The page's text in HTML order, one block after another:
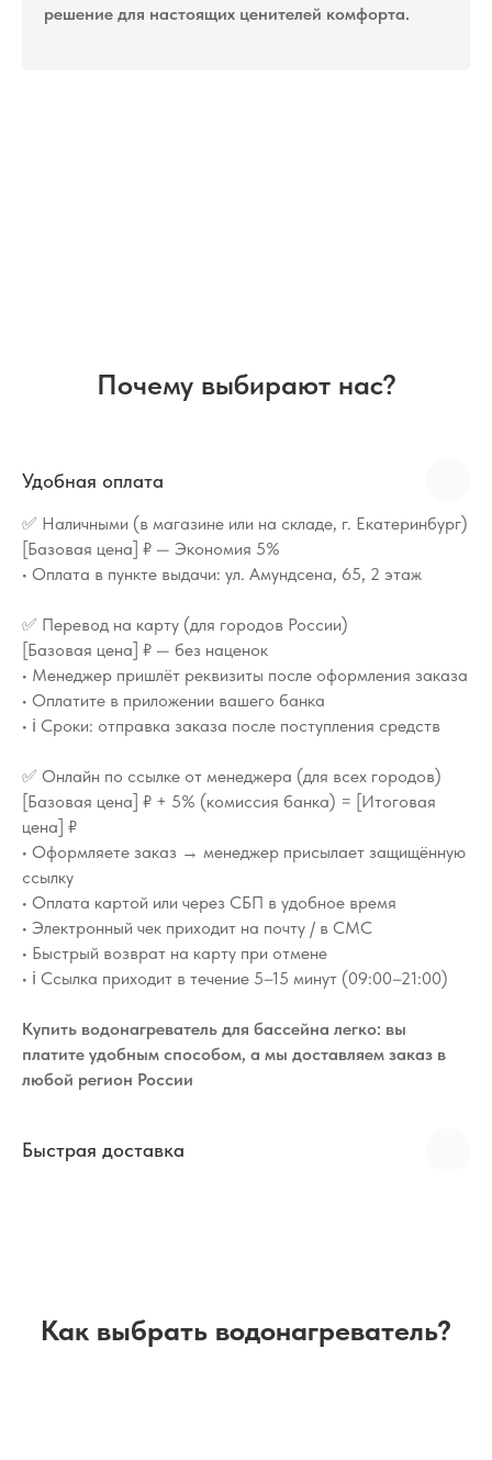
решение для настоящих ценителей комфорта.
Почему выбирают нас?
Удобная оплата
✅ Наличными (в магазине или на складе, г. Екатеринбург)
[Базовая цена] ₽ — Экономия 5%
• Оплата в пункте выдачи: ул. Амундсена, 65, 2 этаж
✅ Перевод на карту (для городов России)
[Базовая цена] ₽ — без наценок
• Менеджер пришлёт реквизиты после оформления заказа
• Оплатите в приложении вашего банка
• ℹ️ Сроки: отправка заказа после поступления средств
✅ Онлайн по ссылке от менеджера (для всех городов)
[Базовая цена] ₽ + 5% (комиссия банка) = [Итоговая
цена] ₽
• Оформляете заказ → менеджер присылает защищённую
ссылку
• Оплата картой или через СБП в удобное время
• Электронный чек приходит на почту / в СМС
• Быстрый возврат на карту при отмене
• ℹ️ Ссылка приходит в течение 5–15 минут (09:00–21:00)
Купить водонагреватель для бассейна легко: вы
платите удобным способом, а мы доставляем заказ в
любой регион России
Быстрая доставка
Как выбрать водонагреватель?